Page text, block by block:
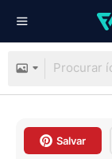
Salvar